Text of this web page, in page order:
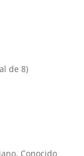
de 8)
Conocido